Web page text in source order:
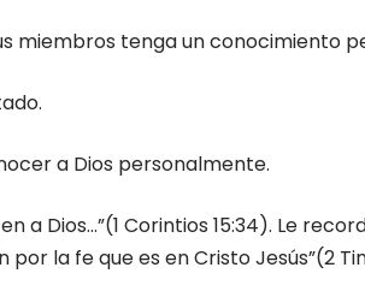
miembros tenga un conocimiento
a Dios personalmente.
Dios…”(1 Corintios 15:34). Le
la fe que es en Cristo Jesús”(2